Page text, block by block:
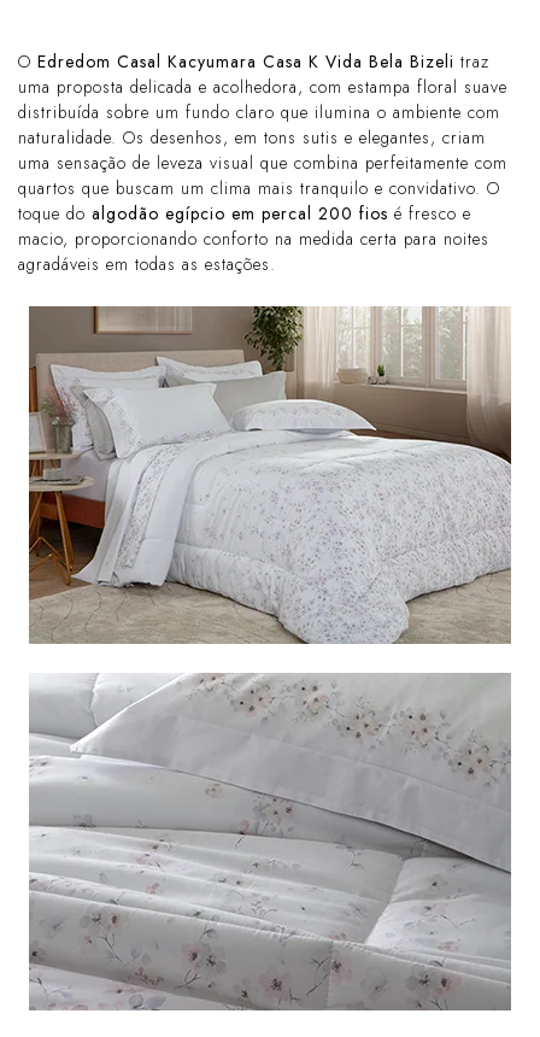
O Edredom Casal Kacyumara Casa K Vida Bela Bizeli traz
uma proposta delicada e acolhedora, com estampa floral suave
distribuída sobre um fundo claro que ilumina o ambiente com
naturalidade. Os desenhos, em tons sutis e elegantes, criam
uma sensação de leveza visual que combina perfeitamente com
quartos que buscam um clima mais tranquilo e convidativo. O
toque do algodão egípcio em percal 200 fios é fresco e
macio, proporcionando conforto na medida certa para noites
agradáveis em todas as estações.